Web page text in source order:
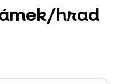
hrad